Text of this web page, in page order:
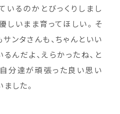
いるのかとびっくりしまし
しいまま育ってほしい。 そ
ンタさんも、ちゃんといい
んだよ、えらかったね、と
分達が頑張った良い思い
した。